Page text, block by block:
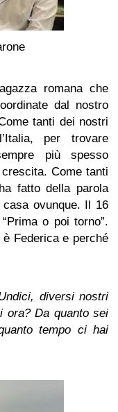
romana che
dal nostro
tanti dei nostri
per trovare
più spesso
Come tanti
fatto della parola
ovunque. Il 16
o poi torno”.
Federica e perché
diversi nostri
ora? Da quanto sei
tempo ci hai